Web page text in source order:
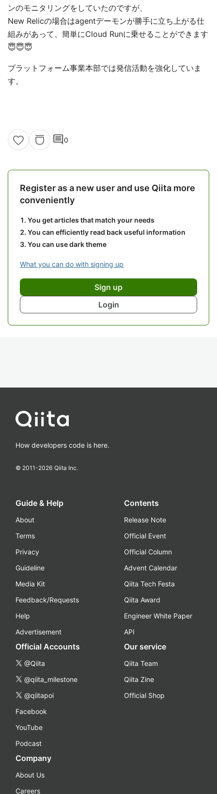
ンのモニタリングをしていたのですが、
New Relicの場合はagentデーモンが勝手に立ち上がる仕
組みがあって、簡単にCloud Runに乗せることができます
😇😇😇
プラットフォーム事業本部では発信活動を強化していま
す。
comment0
Register as a new user and use Qiita more
conveniently
You get articles that match your needs
You can efficiently read back useful information
You can use dark theme
What you can do with signing up
Sign up
Login
How developers code is here.
© 2011-2026 Qiita Inc.
Guide & Help
About
Terms
Privacy
Guideline
Media Kit
Feedback/Requests
Help
Advertisement
Contents
Release Note
Official Event
Official Column
Advent Calendar
Qiita Tech Festa
Qiita Award
Engineer White Paper
API
Official Accounts
@Qiita
@qiita_milestone
@qiitapoi
Facebook
YouTube
Podcast
Our service
Qiita Team
Qiita Zine
Official Shop
Company
About Us
Careers